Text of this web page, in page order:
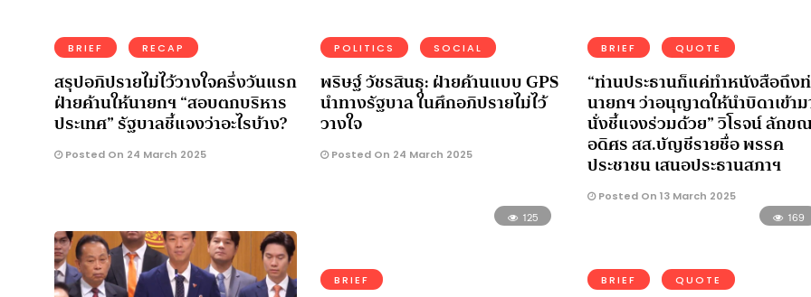
BRIEF RECAP
สรุปอภิปรายไม่ไว้วางใจครึ่งวันแรก
ฝ่ายค้านให้นายกฯ “สอบตกบริหาร
ประเทศ” รัฐบาลชี้แจงว่าอะไรบ้าง?
Posted On 24 March 2025
POLITICS SOCIAL
พริษฐ์ วัชรสินธุ: ฝ่ายค้านแบบ GPS
นำทางรัฐบาล ในศึกอภิปรายไม่ไว้
วางใจ
Posted On 24 March 2025
BRIEF QUOTE
“ท่านประธานก็แค่ทำหนังสือถึง
นายกฯ ว่าอนุญาตให้นำบิดาเข้า
นั่งชี้แจงร่วมด้วย” วิโรจน์ ลักข
อดิศร สส.บัญชีรายชื่อ พรรค
ประชาชน เสนอประธานสภาฯ
Posted On 13 March 2025
125
BRIEF
169
BRIEF QUOTE